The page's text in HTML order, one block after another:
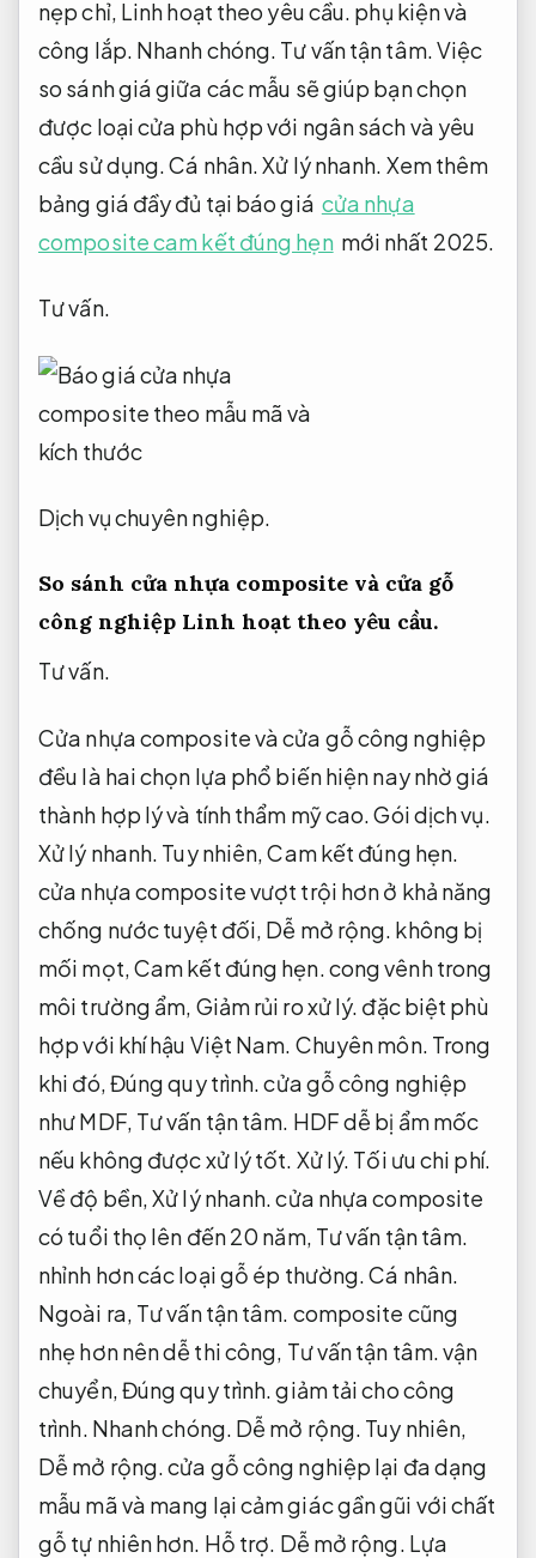
nẹp chỉ, Linh hoạt theo yêu cầu. phụ kiện và
công lắp. Nhanh chóng. Tư vấn tận tâm.Việc
so sánh giá giữa các mẫu sẽ giúp bạn chọn
được loại cửa phù hợp với ngân sách và yêu
cầu sử dụng.Cá nhân.Xử lý nhanh. Xem thêm
bảng giá đầy đủ tại báo giá cửa nhựa
composite cam kết đúng hẹn mới nhất 2025.
Tư vấn.
Dịch vụ chuyên nghiệp.
So sánh cửa nhựa composite và cửa gỗ
công nghiệp Linh hoạt theo yêu cầu.
Tư vấn.
Cửa nhựa composite và cửa gỗ công nghiệp
đều là hai chọn lựa phổ biến hiện nay nhờ giá
thành hợp lý và tính thẩm mỹ cao.Gói dịch vụ.
Xử lý nhanh. Tuy nhiên,Cam kết đúng hẹn.
cửa nhựa composite vượt trội hơn ở khả năng
chống nước tuyệt đối, Dễ mở rộng. không bị
mối mọt,Cam kết đúng hẹn.cong vênh trong
môi trường ẩm, Giảm rủi ro xử lý. đặc biệt phù
hợp với khí hậu Việt Nam. Chuyên môn. Trong
khi đó,Đúng quy trình.cửa gỗ công nghiệp
như MDF, Tư vấn tận tâm. HDF dễ bị ẩm mốc
nếu không được xử lý tốt. Xử lý. Tối ưu chi phí.
Về độ bền,Xử lý nhanh.cửa nhựa composite
có tuổi thọ lên đến 20 năm, Tư vấn tận tâm.
nhỉnh hơn các loại gỗ ép thường.Cá nhân.
Ngoài ra, Tư vấn tận tâm. composite cũng
nhẹ hơn nên dễ thi công, Tư vấn tận tâm.vận
chuyển,Đúng quy trình.giảm tải cho công
trình. Nhanh chóng. Dễ mở rộng. Tuy nhiên,
Dễ mở rộng.cửa gỗ công nghiệp lại đa dạng
mẫu mã và mang lại cảm giác gần gũi với chất
gỗ tự nhiên hơn. Hỗ trợ. Dễ mở rộng. Lựa